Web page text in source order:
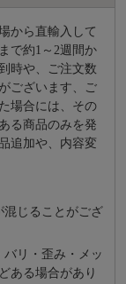
から直輸入して
で約1～2週間か
時や、ご注文数
ございます、ご
場合には、その
る商品のみを発
追加や、内容変
混じることがござ
リ・歪み・メッ
ある場合があり